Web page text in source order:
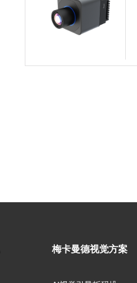
梅卡曼德视觉方案